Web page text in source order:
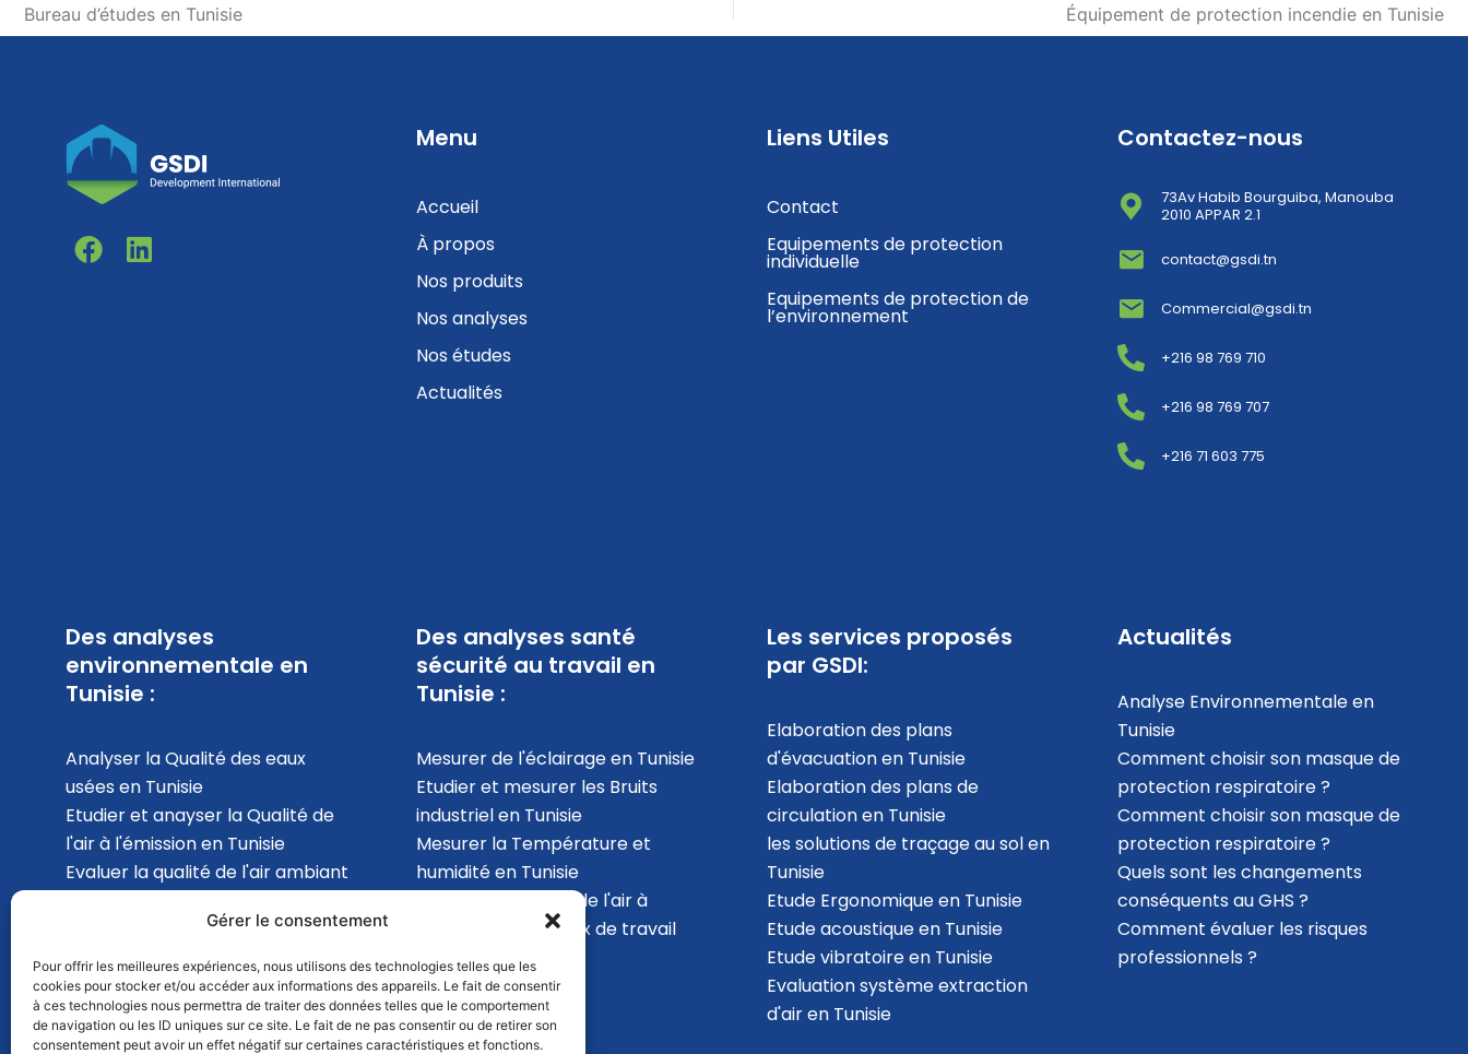
Gérer le consentement
Pour offrir les meilleures expériences, nous utilisons des technologies telles que les
cookies pour stocker et/ou accéder aux informations des appareils. Le fait de consentir
à ces technologies nous permettra de traiter des données telles que le comportement
de navigation ou les ID uniques sur ce site. Le fait de ne pas consentir ou de retirer son
consentement peut avoir un effet négatif sur certaines caractéristiques et fonctions.
Bureau d’études en Tunisie Équipement de protection incendie en Tunisie
F
a
L
i
Menu
Accueil
À propos
Nos produits
Nos analyses
Nos études
Actualités
Liens Utiles
Contact
Equipements de protection
individuelle
Equipements de protection de
l’environnement
Contactez-nous
73Av Habib Bourguiba, Manouba
2010 APPAR 2.1
contact@gsdi.tn
Commercial@gsdi.tn
+216 98 769 710
+216 98 769 707
+216 71 603 775
Des analyses
environnementale en
Tunisie :
Analyser la Qualité des eaux
usées en Tunisie
Etudier et anayser la Qualité de
l'air à l'émission en Tunisie
Evaluer la qualité de l'air ambiant
Mesurer les Bruits
environnemental en Tunisie
Des analyses santé
sécurité au travail en
Tunisie :
Mesurer de l'éclairage en Tunisie
Etudier et mesurer les Bruits
industriel en Tunisie
Mesurer la Température et
humidité en Tunisie
analyser la qualité de l'air à
l'intérieur des locaux de travail
en Tunisie
Les services proposés
par GSDI:
Elaboration des plans
d'évacuation​ en Tunisie
Elaboration des plans de
circulation en Tunisie
les solutions de traçage au sol en
Tunisie
Etude Ergonomique en Tunisie
Etude acoustique en Tunisie
Etude vibratoire en Tunisie
Evaluation système extraction
d'air en Tunisie
Actualités
Analyse Environnementale en
Tunisie
Comment choisir son masque de
protection respiratoire ?
Comment choisir son masque de
protection respiratoire ?
Quels sont les changements
conséquents au GHS ?
Comment évaluer les risques
professionnels ?